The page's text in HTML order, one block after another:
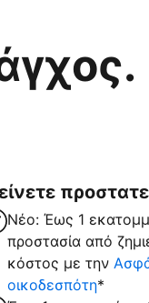
Νέο: Έως 1
προστασία από
κόστος με την
οικοδεσπότη*